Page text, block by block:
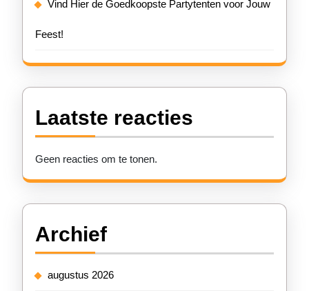
Vind Hier de Goedkoopste Partytenten voor Jouw
Feest!
Laatste reacties
Geen reacties om te tonen.
Archief
augustus 2026